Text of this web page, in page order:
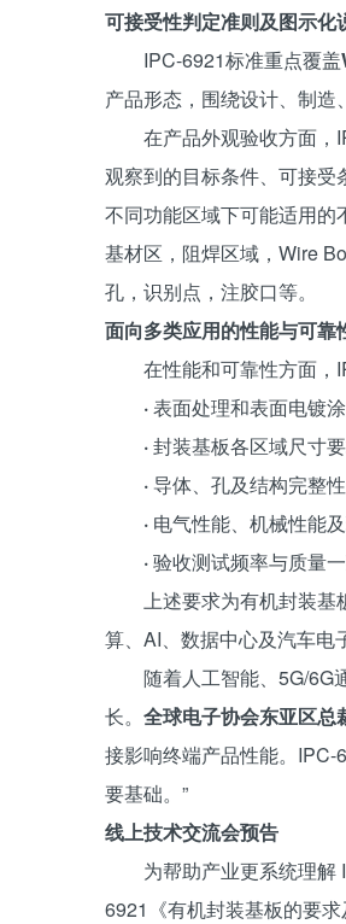
可接受性判定准则及图示化
IPC-6921标准重点覆盖
产品形态，围绕设计、制造
在产品外观验收方面，
观察到的目标条件、可接
不同功能区域下可能适用的
基材区，阻焊区域，Wire
孔，识别点，注胶口等。
面向多类应用的性能与可靠
在性能和可靠性方面，
·表面处理和表面电镀
·封装基板各区域尺寸
·导体、孔及结构完整
· 电气性能、机械性能
·验收测试频率与质量
上述要求为有机封装基
算、AI、数据中心及汽车电
随着人工智能、5G/6G
长。 全球电子协会东亚区总
接影响终端产品性能。
要基础。”
线上技术交流会预告
为帮助产业更系统理
6921《有机封装基板的要